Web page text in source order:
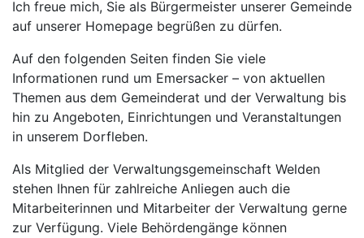
Ich freue mich, Sie als Bürgermeister unserer Gemeinde
auf unserer Homepage begrüßen zu dürfen.
Auf den folgenden Seiten finden Sie viele
Informationen rund um Emersacker – von aktuellen
Themen aus dem Gemeinderat und der Verwaltung bis
hin zu Angeboten, Einrichtungen und Veranstaltungen
in unserem Dorfleben.
Als Mitglied der Verwaltungsgemeinschaft Welden
stehen Ihnen für zahlreiche Anliegen auch die
Mitarbeiterinnen und Mitarbeiter der Verwaltung gerne
zur Verfügung. Viele Behördengänge können